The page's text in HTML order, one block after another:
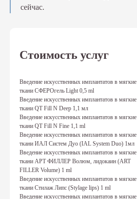
сейчас.
Стоимость услуг
Введение искусственных имплантатов в мягкие
ткани СФЕРОгель Light 0,5 ml
Введение искусственных имплантатов в мягкие
ткани QT Fill N Deep 1,1 мл
Введение искусственных имплантатов в мягкие
ткани QT Fill N Fine 1,1 ml
Введение искусственных имплантатов в мягкие
ткани ИАЛ Систем Дуо (IAL System Duo) 1мл
Введение искусственных имплантатов в мягкие
ткани АРТ ФИЛЛЕР Волюм, лидокаин (ART
FILLER Volume) 1 ml
Введение искусственных имплантатов в мягкие
ткани Стилаж Липс (Stylage lips) 1 ml
Введение искусственных имплантатов в мягкие